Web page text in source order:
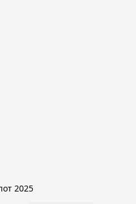
© Компот 2025